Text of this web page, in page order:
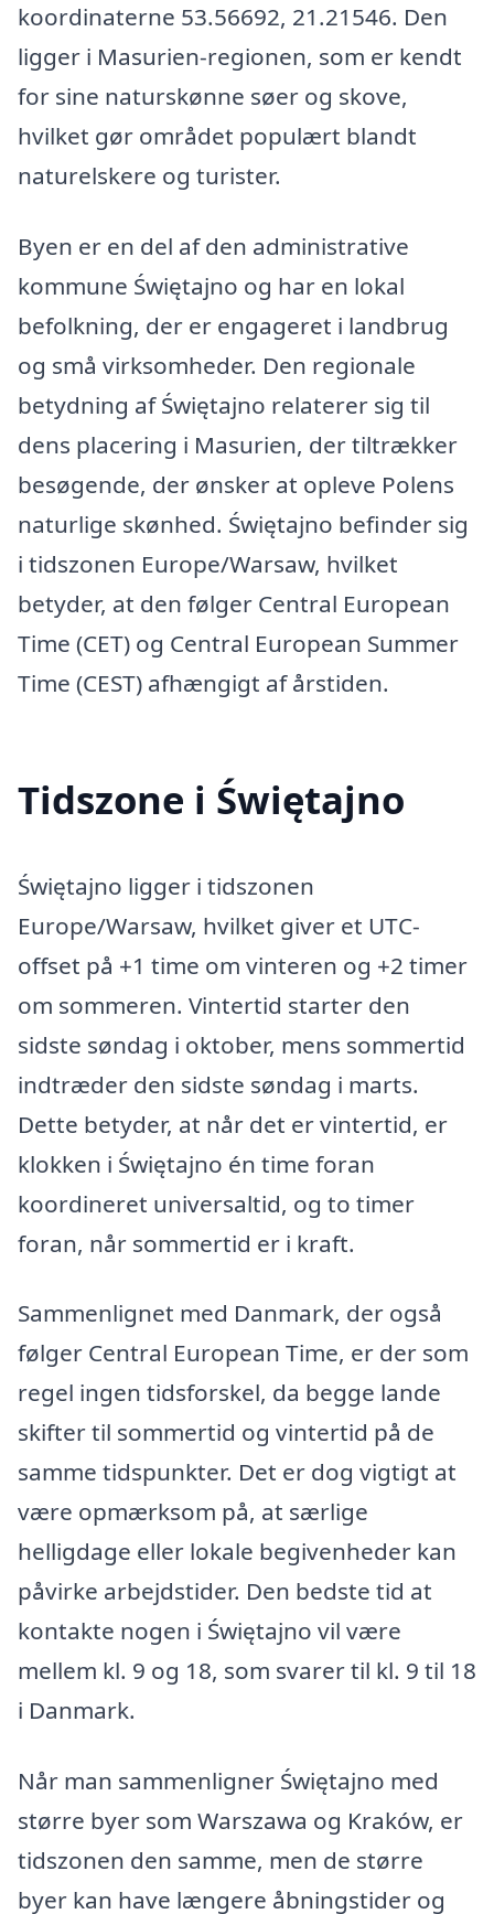
koordinaterne 53.56692, 21.21546. Den
ligger i Masurien-regionen, som er kendt
for sine naturskønne søer og skove,
hvilket gør området populært blandt
naturelskere og turister.
Byen er en del af den administrative
kommune Świętajno og har en lokal
befolkning, der er engageret i landbrug
og små virksomheder. Den regionale
betydning af Świętajno relaterer sig til
dens placering i Masurien, der tiltrækker
besøgende, der ønsker at opleve Polens
naturlige skønhed. Świętajno befinder sig
i tidszonen Europe/Warsaw, hvilket
betyder, at den følger Central European
Time (CET) og Central European Summer
Time (CEST) afhængigt af årstiden.
Tidszone i Świętajno
Świętajno ligger i tidszonen
Europe/Warsaw, hvilket giver et UTC-
offset på +1 time om vinteren og +2 timer
om sommeren. Vintertid starter den
sidste søndag i oktober, mens sommertid
indtræder den sidste søndag i marts.
Dette betyder, at når det er vintertid, er
klokken i Świętajno én time foran
koordineret universaltid, og to timer
foran, når sommertid er i kraft.
Sammenlignet med Danmark, der også
følger Central European Time, er der som
regel ingen tidsforskel, da begge lande
skifter til sommertid og vintertid på de
samme tidspunkter. Det er dog vigtigt at
være opmærksom på, at særlige
helligdage eller lokale begivenheder kan
påvirke arbejdstider. Den bedste tid at
kontakte nogen i Świętajno vil være
mellem kl. 9 og 18, som svarer til kl. 9 til 18
i Danmark.
Når man sammenligner Świętajno med
større byer som Warszawa og Kraków, er
tidszonen den samme, men de større
byer kan have længere åbningstider og